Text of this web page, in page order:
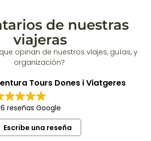
de nuestras
viajeras
opinan de nuestros viajes, guías, y
organización?
Tours Dones i Viatgeres
reseñas Google
Escribe una reseña